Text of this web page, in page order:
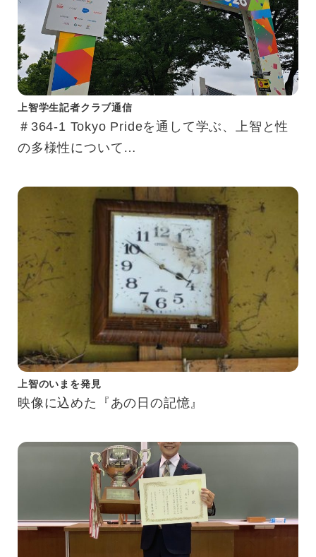
上智学生記者クラブ通信
＃364-1 Tokyo Prideを通して学ぶ、上智と性
の多様性について
上智のいまを発見
映像に込めた『あの日の記憶』